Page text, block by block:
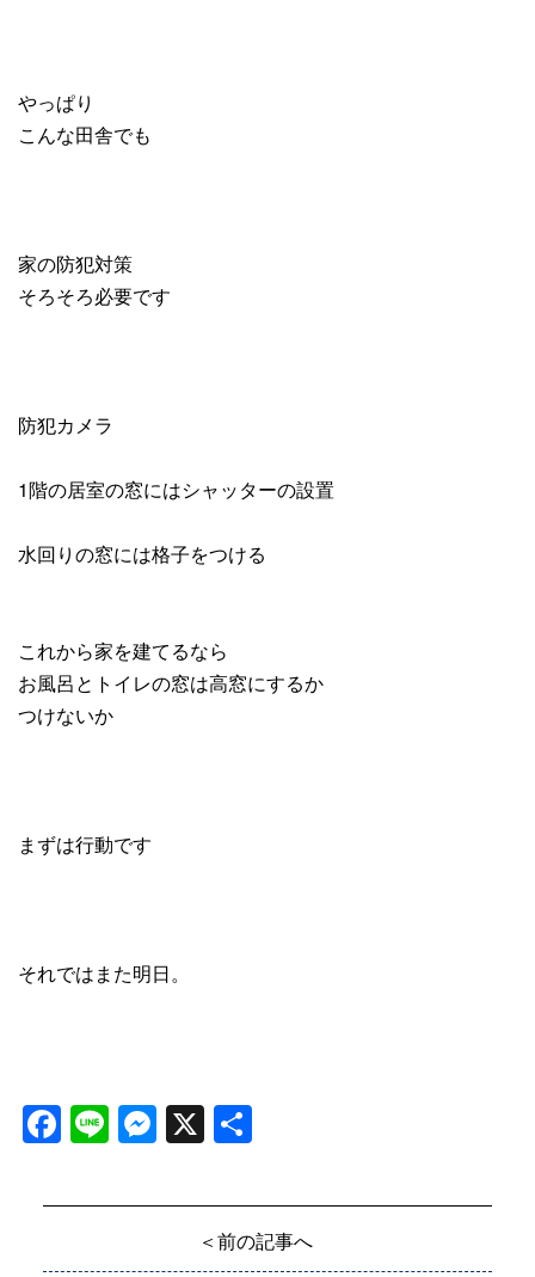
やっぱり
こんな田舎でも
家の防犯対策
そろそろ必要です
防犯カメラ
1階の居室の窓にはシャッターの設置
水回りの窓には格子をつける
これから家を建てるなら
お風呂とトイレの窓は高窓にするか
つけないか
まずは行動です
それではまた明日。
Facebook
LineMessenger
X
＜前の記事へ